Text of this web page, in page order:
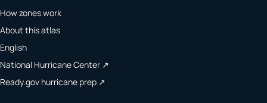
How zones work
About this atlas
English
National Hurricane Center ↗
Ready.gov hurricane prep ↗